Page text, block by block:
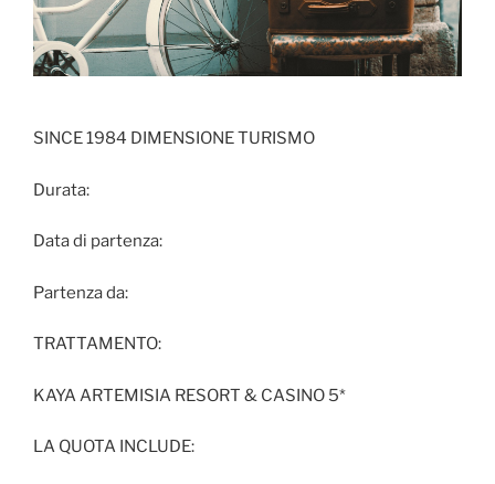
SINCE 1984 DIMENSIONE TURISMO
Durata:
Data di partenza:
Partenza da:
TRATTAMENTO:
KAYA ARTEMISIA RESORT & CASINO 5*
LA QUOTA INCLUDE: